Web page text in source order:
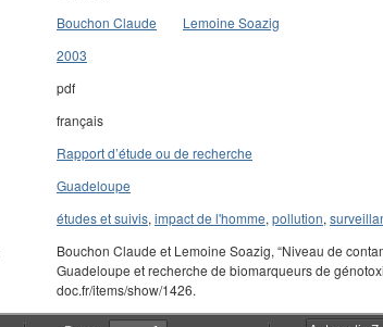
Bouchon Claude Lemoine Soazig
2003
pdf
français
Rapport d’étude ou de recherche
Guadeloupe
études et suivis, impact de l'homme, pollution,
Bouchon Claude et Lemoine Soazig, “Niveau de
Guadeloupe et recherche de biomarqueurs de
doc.fr/items/show/1426.